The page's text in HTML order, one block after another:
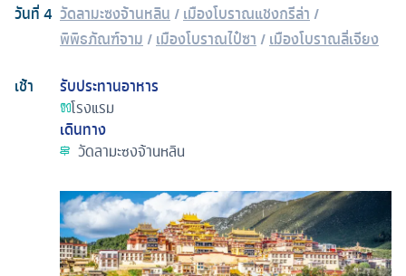
วันที่4 วัดลามะซงจ้านหลิน /เมืองโบราณแชงกรีล่า /
พิพิธภัณฑ์จาม /เมืองโบราณไป๋ซา /เมืองโบราณลี่เจียง
เช้า
รับประทานอาหาร
โรงแรม
เดินทาง
วัดลามะซงจ้านหลิน